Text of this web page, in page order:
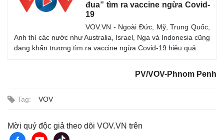
đua” tìm ra vaccine ngừa Covid-
19
VOV.VN - Ngoài Đức, Mỹ, Trung Quốc,
Anh thì các nước như Australia, Israel, Nga và Indonesia cũng
đang khẩn trương tìm ra vaccine ngừa Covid-19 hiệu quả.
PV/VOV-Phnom Penh
Tag: VOV
Mời quý độc giả theo dõi VOV.VN trên